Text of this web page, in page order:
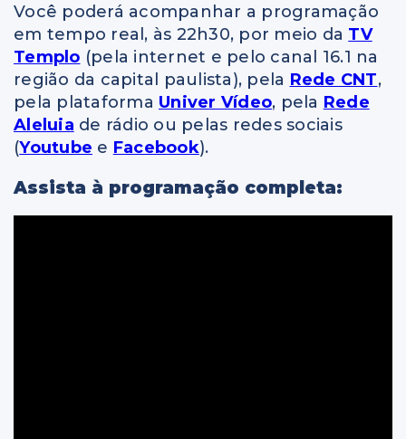
Você poderá acompanhar a programação
em tempo real, às 22h30, por meio da TV
Templo (pela internet e pelo canal 16.1 na
região da capital paulista), pela Rede CNT,
pela plataforma Univer Vídeo, pela Rede
Aleluia de rádio ou pelas redes sociais
(Youtube e Facebook).
Assista à programação completa: